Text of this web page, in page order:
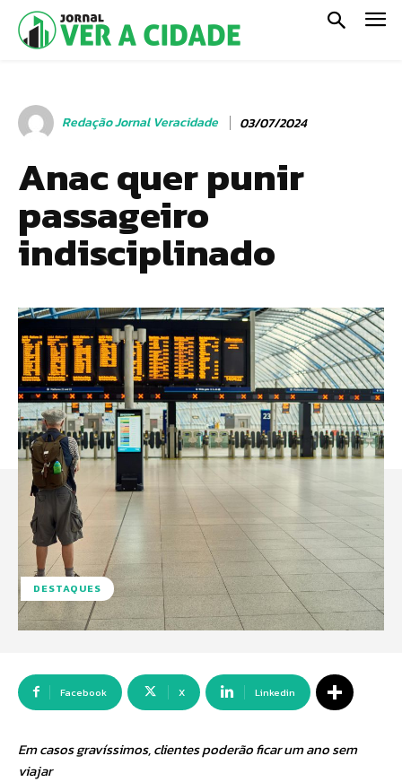
Redação Jornal Veracidade 03/07/2024
Anac quer punir
passageiro
indisciplinado
DESTAQUES
Facebook X Linkedin
Em casos gravíssimos, clientes poderão ficar um ano sem
viajar